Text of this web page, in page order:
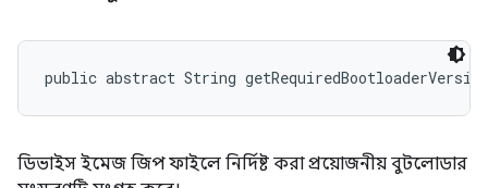
public abstract String
ডিভাইস ইমেজ জিপ ফাইলে নির্দিষ্ট করা প্রয়োজনীয় বুটলোডার